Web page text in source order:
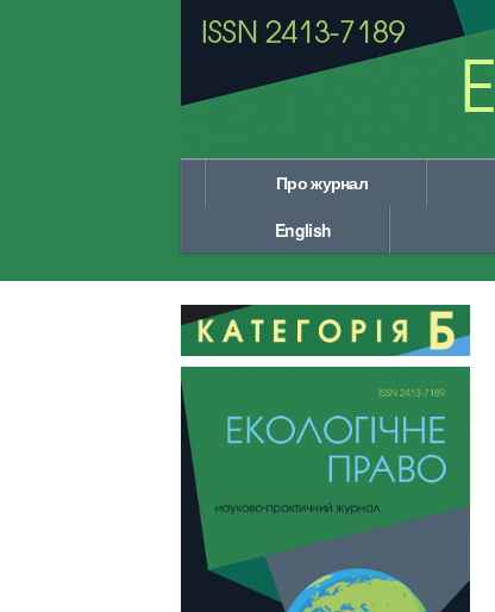
Про журнал
English